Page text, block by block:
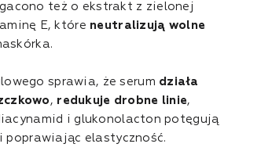
też o ekstrakt z zielonej
E, które neutralizują wolne
sprawia, że serum działa
, redukuje drobne linie,
i glukonolacton potęgują
poprawiając elastyczność.